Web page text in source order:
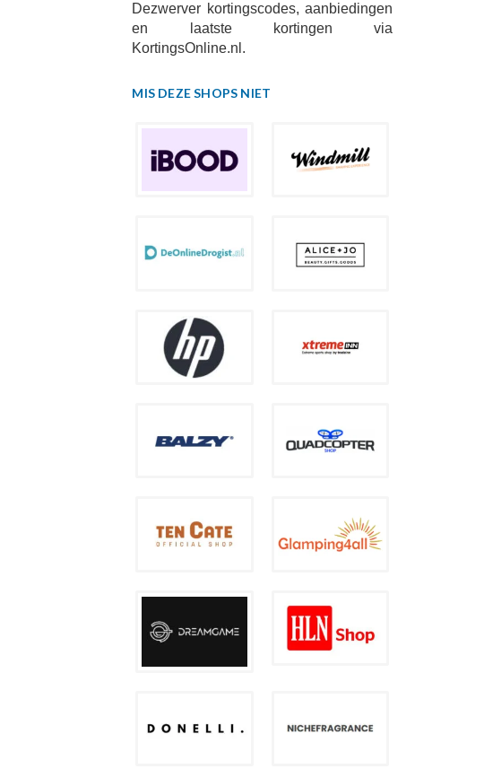
Dezwerver kortingscodes, aanbiedingen
en laatste kortingen via
KortingsOnline.nl.
MIS DEZE SHOPS NIET